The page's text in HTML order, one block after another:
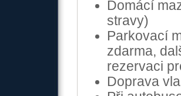
Domácí
stravy)
Parkovací
zdarma,
rezervaci
Doprava